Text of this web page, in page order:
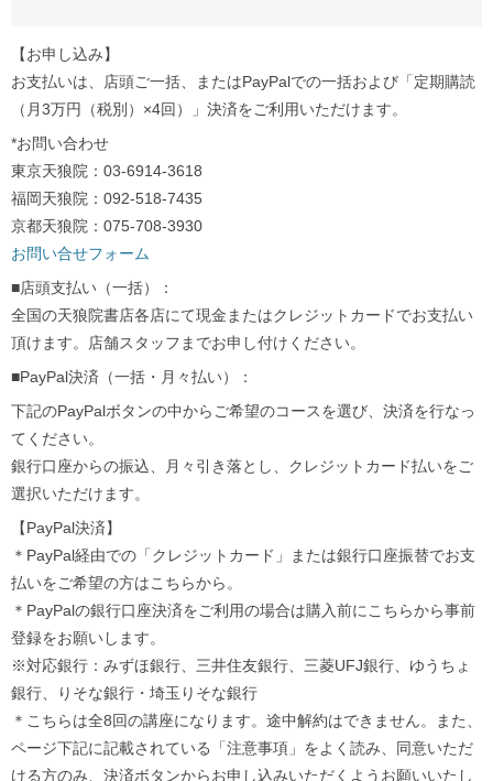
【お申し込み】
お支払いは、店頭ご一括、またはPayPalでの一括および「定期購読
（月3万円（税別）×4回）」決済をご利用いただけます。
*お問い合わせ
東京天狼院：03-6914-3618
福岡天狼院：092-518-7435
京都天狼院：075-708-3930
お問い合せフォーム
■店頭支払い（一括）：
全国の天狼院書店各店にて現金またはクレジットカードでお支払い
頂けます。店舗スタッフまでお申し付けください。
■PayPal決済（一括・月々払い）：
下記のPayPalボタンの中からご希望のコースを選び、決済を行なっ
てください。
銀行口座からの振込、月々引き落とし、クレジットカード払いをご
選択いただけます。
【PayPal決済】
＊PayPal経由での「クレジットカード」または銀行口座振替でお支
払いをご希望の方はこちらから。
＊PayPalの銀行口座決済をご利用の場合は購入前にこちらから事前
登録をお願いします。
※対応銀行：みずほ銀行、三井住友銀行、三菱UFJ銀行、ゆうちょ
銀行、りそな銀行・埼玉りそな銀行
＊こちらは全8回の講座になります。途中解約はできません。また、
ページ下記に記載されている「注意事項」をよく読み、同意いただ
ける方のみ、決済ボタンからお申し込みいただくようお願いいたし